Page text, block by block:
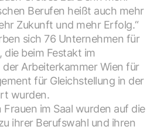
Berufen heißt auch mehr
Zukunft und mehr Erfolg.“
sich 76 Unternehmen für
beim Festakt im
Arbeiterkammer Wien für
für Gleichstellung in der
wurden.
Frauen im Saal wurden auf die
ihrer Berufswahl und ihren